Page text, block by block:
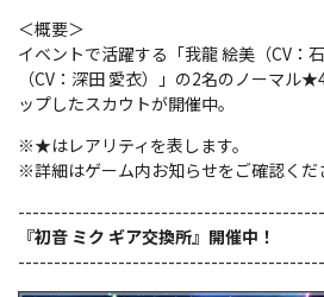
＜概要＞
イベントで活躍する「我龍 絵美（CV：
（CV：深田 愛衣）」の2名のノーマル
ップしたスカウトが開催中。
※★はレアリティを表します。
※詳細はゲーム内お知らせをご確認くだ
『初音 ミク ギア交換所』開催中！